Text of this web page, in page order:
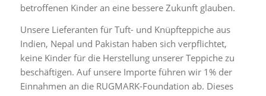
betroffenen Kinder an eine bessere Zukunft glauben.
Unsere Lieferanten für Tuft- und Knüpfteppiche aus
Indien, Nepal und Pakistan haben sich verpflichtet,
keine Kinder für die Herstellung unserer Teppiche zu
beschäftigen. Auf unsere Importe führen wir 1% der
Einnahmen an die RUGMARK-Foundation ab. Dieses